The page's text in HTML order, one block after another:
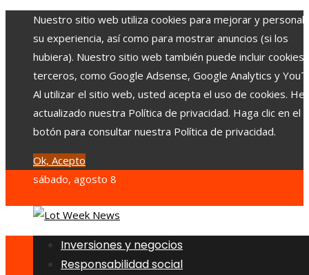
Nuestro sitio web utiliza cookies para mejorar y
su experiencia, así como para mostrar anuncios (si los
hubiera). Nuestro sitio web también puede incluir cookies
terceros, como Google Adsense, Google Analytics y
Al utilizar el sitio web, usted acepta el uso de cookies.
actualizado nuestra Política de privacidad. Haga clic en el
botón para consultar nuestra Política de privacidad.
Ok, Acepto
sábado, agosto 8
Inversiones y negocios
Responsabilidad social